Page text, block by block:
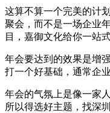
这算不算一个完美的计
聚会，而不是一场企业
目，嘉御文化给你一站
年会要达到的效果是增
打一个好基础，通常企
年会的气氛上是像一家
所以得选好主题，找深